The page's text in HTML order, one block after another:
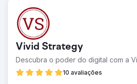
Desafio
Os concorrentes da SUBARU
agressivos nos seus esforços de
contra termos do Modelo SUBARU,
base amplamente modificada, o que
significativamente os custos. Dadas
orçamentais, tivemos de criar uma
sustentável para diminuir o montante
Vivid Strategy
Descubra o poder do digital com a
10 avaliações